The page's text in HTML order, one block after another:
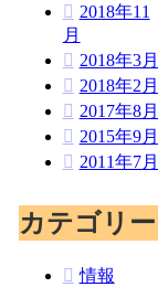
2018年11
月
2018年3月
2018年2月
2017年8月
2015年9月
2011年7月
カテゴリー
情報